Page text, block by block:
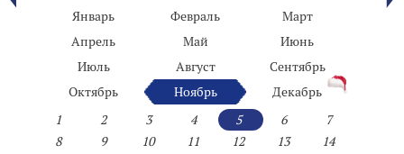
Январь
Февраль
Март
Апрель
Май
Июнь
Июль
Август
Сентябрь
Октябрь
Ноябрь
Декабрь
1
2 3 4 5 6
7
8
9 10 11 12 13
14